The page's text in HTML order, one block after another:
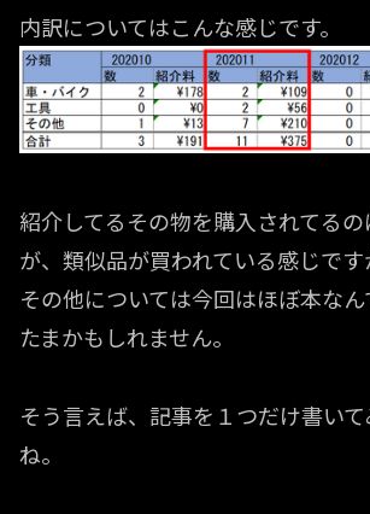
内訳についてはこんな感じです。
紹介してるその物を購入されてる
が、類似品が買われている感じです
その他については今回はほぼ本な
たまかもしれません。
そう言えば、記事を１つだけ書い
ね。